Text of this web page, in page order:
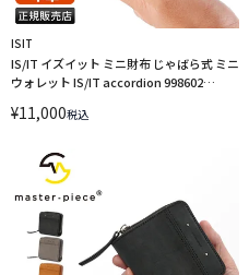
ISIT
IS/IT イズイット ミニ財布 じゃばら式 ミニ
ウォレット IS/IT accordion 998602
¥11,000税込